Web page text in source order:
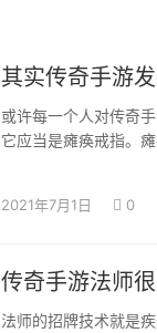
其实传奇手游
或许每一个人对传奇
它应当是瘫痪戒指。
2021年7月1日 0
传奇手游法师
法师的招牌技术就是